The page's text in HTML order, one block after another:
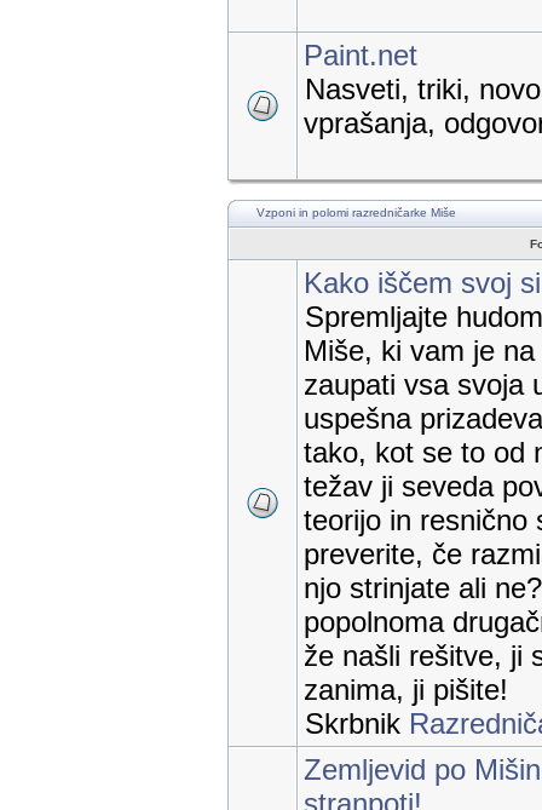
Paint.net
Nasveti, triki,
vprašanja,
Vzponi in polomi razredničarke Miše
Kako iščem svoj
Spremljajte
Miše, ki vam je
zaupati vsa svoja
uspešna
tako, kot se to od
težav ji seveda
teorijo in resnično
preverite, če
njo strinjate ali
popolnoma
že našli rešitve, ji
zanima, ji pišite!
Skrbnik
Zemljevid po
stranpoti!